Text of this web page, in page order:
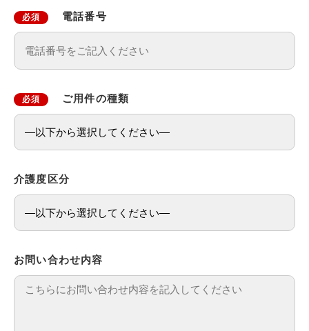
必須 電話番号
必須 ご用件の種類
介護度区分
お問い合わせ内容